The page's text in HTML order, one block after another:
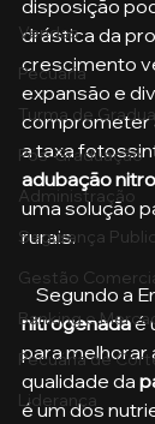
Vendas
Pecuária
Turma de
Pós-Graduação
Administração
Segurança
Gestão
Banking e
Pecuária de
Liderança
disposição
drástica da
crescimento
expansão e
comprometer
a taxa
adubação
uma solução
rurais.
Segundo a
nitrogenada é
para melhorar
qualidade da
é um dos